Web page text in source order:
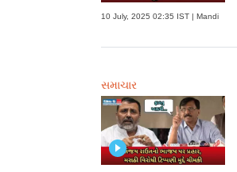
10 July, 2025 02:35 IST | Mandi
સમાચાર